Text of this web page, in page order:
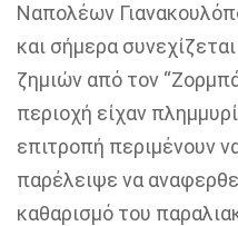
Nαπολέων
και σήμερα
ζημιών από τον
περιοχή είχαν
επιτροπή περιμένουν
παρέλειψε να
καθαρισμό του